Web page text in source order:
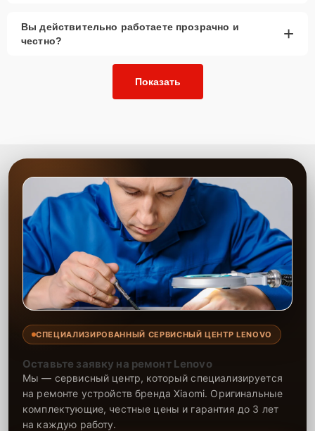
Вы действительно работаете прозрачно и
честно?
+
Показать
СПЕЦИАЛИЗИРОВАННЫЙ СЕРВИСНЫЙ ЦЕНТР LENOVO
Оставьте заявку на ремонт Lenovo
Мы — сервисный центр, который специализируется
на ремонте устройств бренда Xiaomi. Оригинальные
комплектующие, честные цены и гарантия до 3 лет
на каждую работу.